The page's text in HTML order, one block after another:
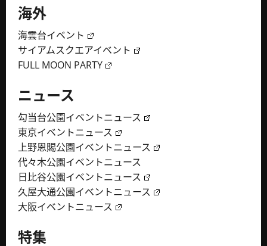
海外
海雲台イベント
サイアムスクエアイベント
FULL MOON PARTY
ニュース
勾当台公園イベントニュース
東京イベントニュース
上野恩賜公園イベントニュース
代々木公園イベントニュース
日比谷公園イベントニュース
久屋大通公園イベントニュース
大阪イベントニュース
特集